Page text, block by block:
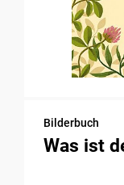
Bilderbuch
Was ist